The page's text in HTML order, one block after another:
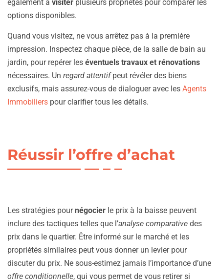
également à visiter plusieurs propriétés pour comparer les
options disponibles.
Quand vous visitez, ne vous arrêtez pas à la première
impression. Inspectez chaque pièce, de la salle de bain au
jardin, pour repérer les éventuels travaux et rénovations
nécessaires. Un regard attentifpeut révéler des biens
exclusifs, mais assurez-vous de dialoguer avec les Agents
Immobiliers pour clarifier tous les détails.
Réussir l’offre d’achat
Les stratégies pournégocier le prix à la baisse peuvent
inclure des tactiques telles que l’analyse comparative des
prix dans le quartier. Être informé sur le marché et les
propriétés similaires peut vous donner un levier pour
discuter du prix. Ne sous-estimez jamais l’importance d’une
offre conditionnelle, qui vous permet de vous retirer si